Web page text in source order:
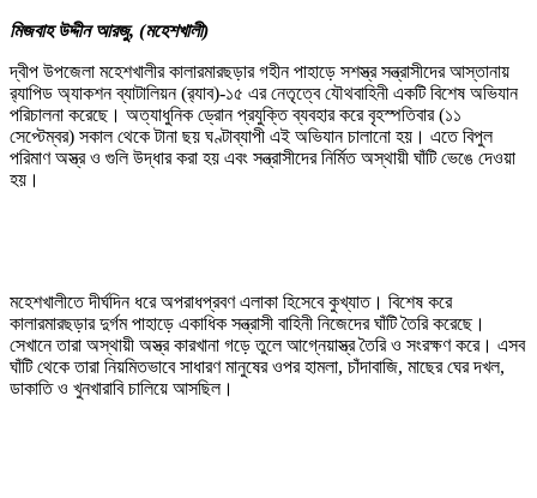
মিজবাহ উদ্দীন আরজু, (মহেশখালী)
দ্বীপ উপজেলা মহেশখালীর কালারমারছড়ার গহীন পাহাড়ে সশস্ত্র সন্ত্রাসীদের আস্তানায়
র‍্যাপিড অ্যাকশন ব্যাটালিয়ন (র‍্যাব)-১৫ এর নেতৃত্বে যৌথবাহিনী একটি বিশেষ অভিযান
পরিচালনা করেছে। অত্যাধুনিক ড্রোন প্রযুক্তি ব্যবহার করে বৃহস্পতিবার (১১
সেপ্টেম্বর) সকাল থেকে টানা ছয় ঘণ্টাব্যাপী এই অভিযান চালানো হয়। এতে বিপুল
পরিমাণ অস্ত্র ও গুলি উদ্ধার করা হয় এবং সন্ত্রাসীদের নির্মিত অস্থায়ী ঘাঁটি ভেঙে দেওয়া
হয়।
মহেশখালীতে দীর্ঘদিন ধরে অপরাধপ্রবণ এলাকা হিসেবে কুখ্যাত। বিশেষ করে
কালারমারছড়ার দুর্গম পাহাড়ে একাধিক সন্ত্রাসী বাহিনী নিজেদের ঘাঁটি তৈরি করেছে।
সেখানে তারা অস্থায়ী অস্ত্র কারখানা গড়ে তুলে আগ্নেয়াস্ত্র তৈরি ও সংরক্ষণ করে। এসব
ঘাঁটি থেকে তারা নিয়মিতভাবে সাধারণ মানুষের ওপর হামলা, চাঁদাবাজি, মাছের ঘের দখল,
ডাকাতি ও খুনখারাবি চালিয়ে আসছিল।